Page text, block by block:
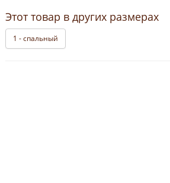
Этот товар в других размерах
1 - спальный